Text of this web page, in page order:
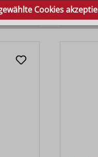
47,10 €
Cookies